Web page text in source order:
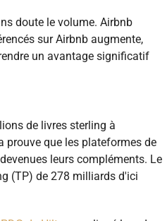
doute le volume. Airbnb
sur Airbnb augmente,
un avantage significatif
de livres sterling à
prouve que les plateformes de
leurs compléments. Le
(TP) de 278 milliards d'ici